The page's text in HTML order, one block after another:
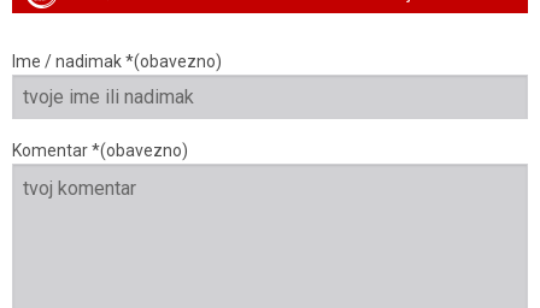
Ime / nadimak *(obavezno)
Komentar *(obavezno)